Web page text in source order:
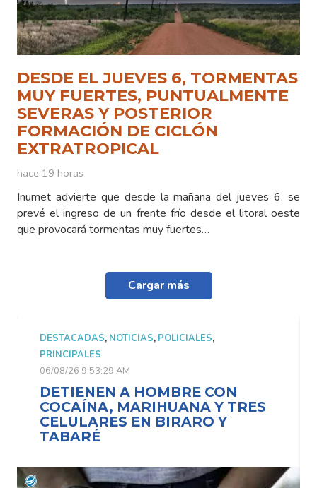
DESDE EL JUEVES 6, TORMENTAS
MUY FUERTES, PUNTUALMENTE
SEVERAS Y POSTERIOR
FORMACIÓN DE CICLÓN
EXTRATROPICAL
hace 19 horas
Inumet advierte que desde la mañana del jueves 6, se
prevé el ingreso de un frente frío desde el litoral oeste
que provocará tormentas muy fuertes…
Cargar más
DESTACADAS, NOTICIAS, POLICIALES,
PRINCIPALES
06/08/26 9:53:29 AM
DETIENEN A HOMBRE CON
COCAÍNA, MARIHUANA Y TRES
CELULARES EN BIRARO Y
TABARÉ